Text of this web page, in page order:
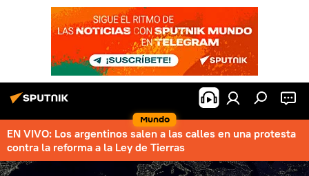
Mundo
EN VIVO: Los argentinos salen a las calles en una protesta
contra la reforma a la Ley de Tierras